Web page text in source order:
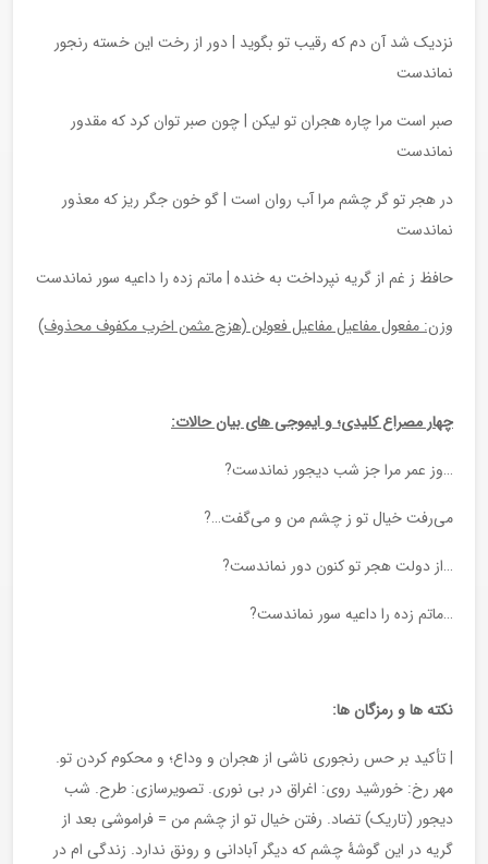
نزدیک شد آن دم که رقیب تو بگوید | دور از رخت این خسته رنجور
نماندست
صبر است مرا چاره هجران تو لیکن | چون صبر توان کرد که مقدور
نماندست
در هجر تو گر چشم مرا آب روان است | گو خون جگر ریز که معذور
نماندست
حافظ ز غم از گریه نپرداخت به خنده | ماتم زده را داعیه سور نماندست
وزن: مفعول مفاعیل مفاعیل فعولن (هزج مثمن اخرب مکفوف محذوف)
چهار مصراع کلیدی؛ و ایموجی های بیان حالات:
…وز عمر مرا جز شب دیجور نماندست?
می‌رفت خیال تو ز چشم من و می‌گفت…?
…از دولت هجر تو کنون دور نماندست?
…ماتم زده را داعیه سور نماندست?
نکته ها و رمزگان ها:
| تأکید بر حس رنجوری ناشی از هجران و وداع؛ و محکوم کردن تو.
مهر رخ: خورشید روی: اغراق در بی نوری. تصویرسازی: طرح. شب
دیجور (تاریک) تضاد. رفتن خیال تو از چشم من = فراموشی بعد از
گریه در این گوشۀ چشم که دیگر آبادانی و رونق ندارد. زندگی ام در